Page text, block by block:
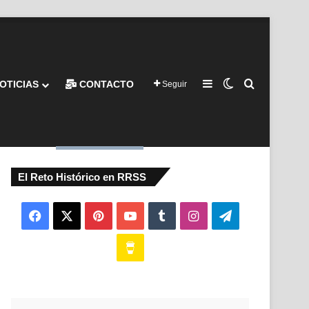
CONTACTO Seguir Barra lateral
Switch skin
El Reto Histórico en RRSS
Facebook PinterestYouTubeTumblrInstagramTelegram